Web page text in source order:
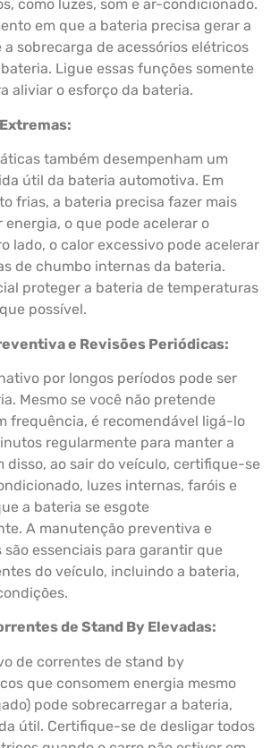
como luzes, som e ar-condicionado.
em que a bateria precisa gerar a
a sobrecarga de acessórios elétricos
Ligue essas funções somente
aliviar o esforço da bateria.
também desempenham um
útil da bateria automotiva. Em
frias, a bateria precisa fazer mais
o que pode acelerar o
lado, o calor excessivo pode acelerar
de chumbo internas da bateria.
proteger a bateria de temperaturas
possível.
e Revisões Periódicas:
por longos períodos pode ser
Mesmo se você não pretende
frequência, é recomendável ligá-lo
regularmente para manter a
disso, ao sair do veículo, certifique-se
luzes internas, faróis e
a bateria se esgote
A manutenção preventiva e
são essenciais para garantir que
do veículo, incluindo a bateria,
de Stand By Elevadas:
de correntes de stand by
que consomem energia mesmo
pode sobrecarregar a bateria,
útil. Certifique-se de desligar todos